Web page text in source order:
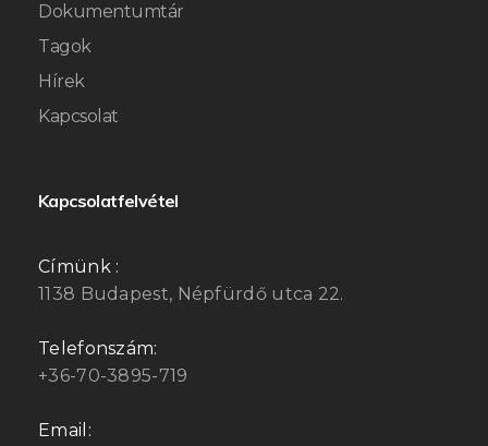
Dokumentumtár
Tagok
Hírek
Kapcsolat
Kapcsolatfelvétel
Címünk :
1138 Budapest, Népfürdő utca 22.
Telefonszám:
+36-70-3895-719
Email: